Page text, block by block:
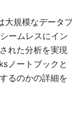
大規模なデータ
ームレスにイン
れた分析を実現
ノートブックと
るのかの詳細を